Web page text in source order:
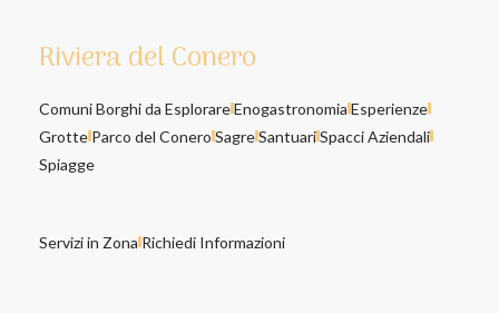
Riviera del Conero
Comuni Borghi da EsplorareEnogastronomia Esperienze
Grotte Parco del Conero SagreSantuariSpacci Aziendali
Spiagge
Servizi in Zona Richiedi Informazioni